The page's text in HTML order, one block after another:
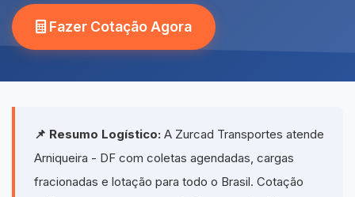
Fazer Cotação Agora
📌 Resumo Logístico: A Zurcad Transportes atende
Arniqueira - DF com coletas agendadas, cargas
fracionadas e lotação para todo o Brasil. Cotação